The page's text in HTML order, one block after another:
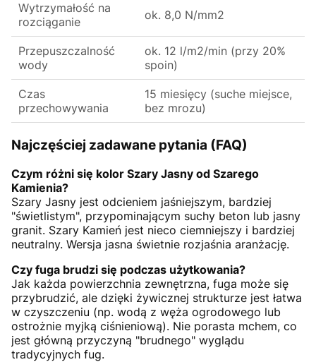
Wytrzymałość na
rozciąganie
ok. 8,0 N/mm2
Przepuszczalność
wody
ok. 12 l/m2/min (przy 20%
spoin)
Czas
przechowywania
15 miesięcy (suche miejsce,
bez mrozu)
Najczęściej zadawane pytania (FAQ)
Czym różni się kolor Szary Jasny od Szarego
Kamienia?
Szary Jasny jest odcieniem jaśniejszym, bardziej
"świetlistym", przypominającym suchy beton lub jasny
granit. Szary Kamień jest nieco ciemniejszy i bardziej
neutralny. Wersja jasna świetnie rozjaśnia aranżację.
Czy fuga brudzi się podczas użytkowania?
Jak każda powierzchnia zewnętrzna, fuga może się
przybrudzić, ale dzięki żywicznej strukturze jest łatwa
w czyszczeniu (np. wodą z węża ogrodowego lub
ostrożnie myjką ciśnieniową). Nie porasta mchem, co
jest główną przyczyną "brudnego" wyglądu
tradycyjnych fug.